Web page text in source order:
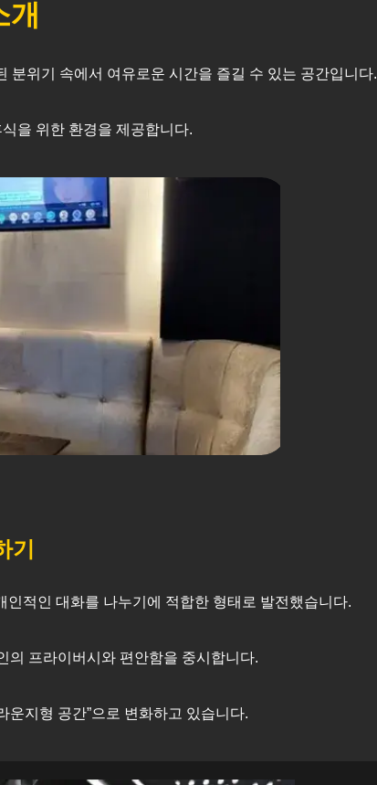
개
분위기 속에서 여유로운 시간을 즐길 수 있는 공간입니다.
을 위한 환경을 제공합니다.
기
적인 대화를 나누기에 적합한 형태로 발전했습니다.
의 프라이버시와 편안함을 중시합니다.
운지형 공간”으로 변화하고 있습니다.